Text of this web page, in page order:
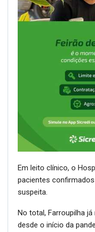
Em leito clínico, o
pacientes
suspeita.
No total, Farroupilha
desde o início da